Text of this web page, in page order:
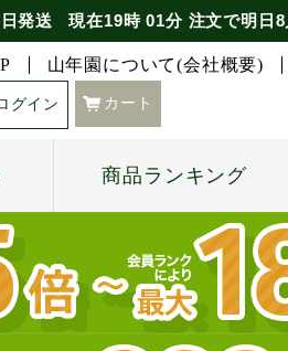
発送 現在19時 01分注文で明日
山年園について(会社概要)
グイン カート
商品ランキング